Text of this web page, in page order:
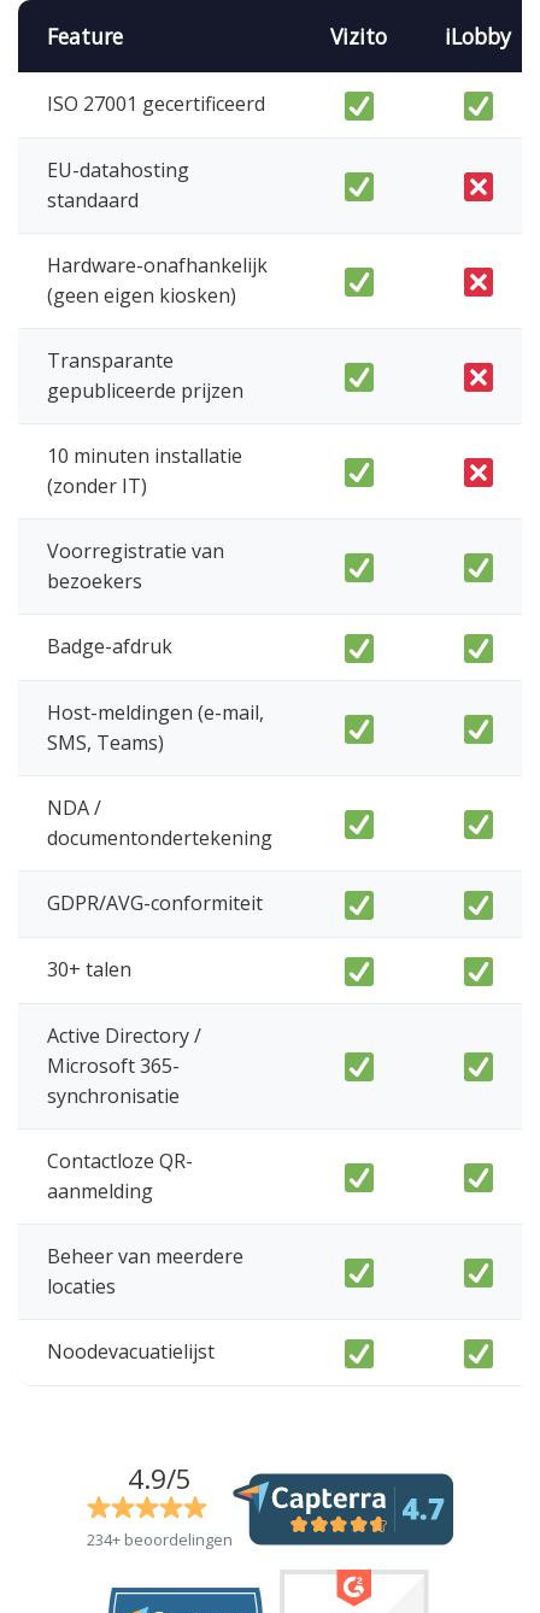
Feature Vizito iLobby
ISO 27001 gecertificeerd
EU-datahosting
standaard
Hardware-onafhankelijk
(geen eigen kiosken)
Transparante
gepubliceerde prijzen
10 minuten installatie
(zonder IT)
Voorregistratie van
bezoekers
Badge-afdruk
Host-meldingen (e-mail,
SMS, Teams)
NDA /
documentondertekening
GDPR/AVG-conformiteit
30+ talen
Active Directory /
Microsoft 365-
synchronisatie
Contactloze QR-
aanmelding
Beheer van meerdere
locaties
Noodevacuatielijst
4.9/5
234+ beoordelingen